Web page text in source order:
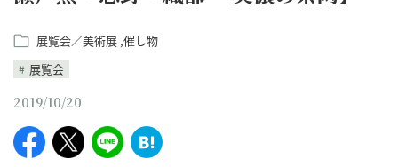
展覧会／美術展 催し物
展覧会
2019/10/20